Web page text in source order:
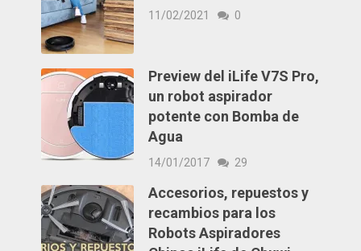
11/02/2021 0
Preview del iLife V7S Pro,
un robot aspirador
potente con Bomba de
Agua
14/01/2017 29
Accesorios, repuestos y
recambios para los
Robots Aspiradores